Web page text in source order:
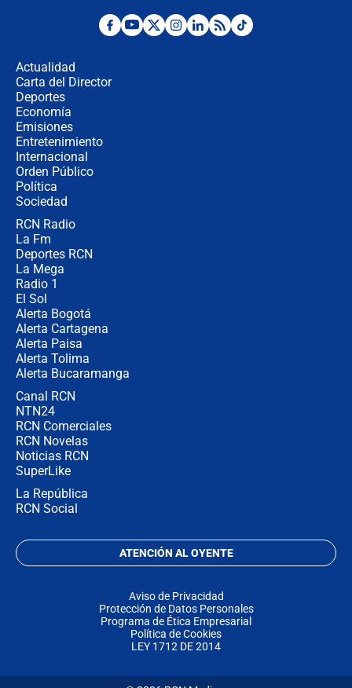
Desde dermatitis hasta infecciones:
Actualidad
Carta del Director
Deportes
Economía
Emisiones
Entretenimiento
Internacional
Orden Público
Política
Sociedad
RCN Radio
La Fm
Deportes RCN
La Mega
Radio 1
El Sol
Alerta Bogotá
Alerta Cartagena
Alerta Paisa
Alerta Tolima
Alerta Bucaramanga
Canal RCN
NTN24
RCN Comerciales
RCN Novelas
Noticias RCN
SuperLike
La República
RCN Social
ATENCIÓN AL OYENTE
Aviso de Privacidad
Protección de Datos Personales
Programa de Ética Empresarial
Política de Cookies
LEY 1712 DE 2014